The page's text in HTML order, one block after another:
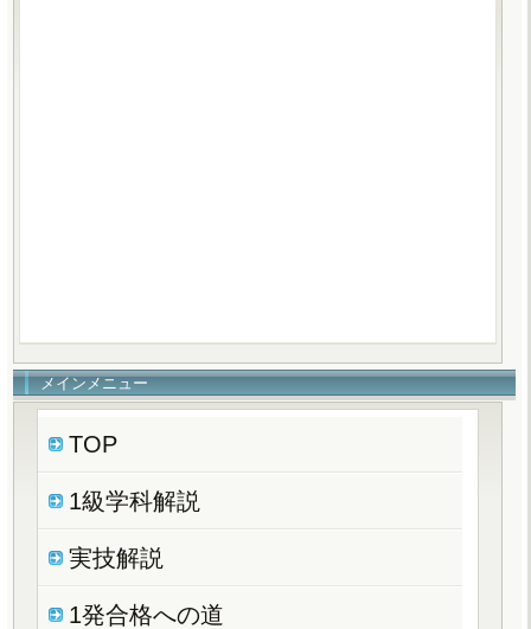
メインメニュー
TOP
1級学科解説
実技解説
1発合格への道